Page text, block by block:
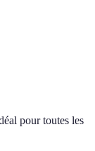
pour toutes les